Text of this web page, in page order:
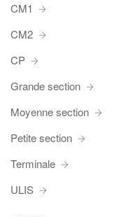
CM1
CM2
CP
Grande section
Moyenne section
Petite section
Terminale
ULIS